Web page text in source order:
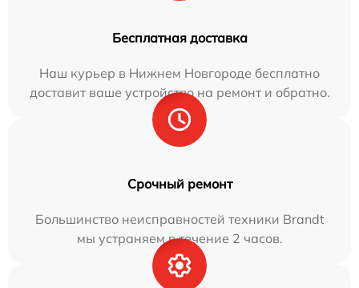
Бесплатная доставка
Наш курьер в Нижнем Новгороде бесплатно
доставит ваше устройство на ремонт и обратно.
Срочный ремонт
Большинство неисправностей техники Brandt
мы устраняем в течение 2 часов.